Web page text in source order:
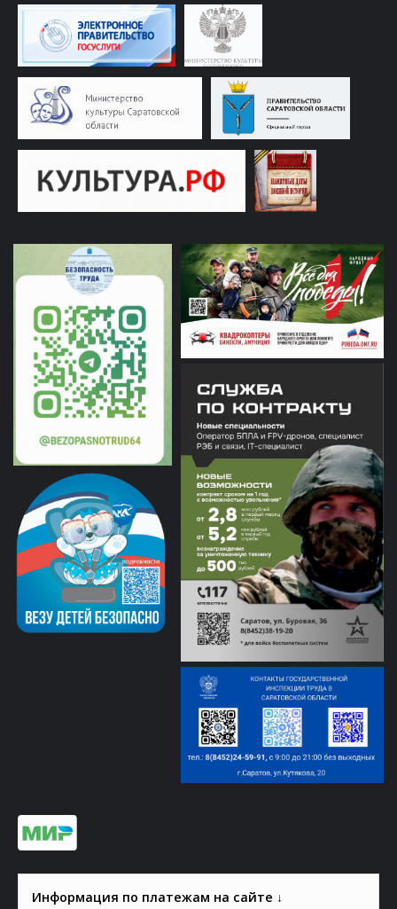
Информация по платежам на сайте ↓